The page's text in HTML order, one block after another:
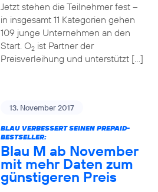
Jetzt stehen die Teilnehmer fest –
in insgesamt 11 Kategorien gehen
109 junge Unternehmen an den
Start. O2ist Partner der
Preisverleihung und unterstützt […]
13. November 2017
BLAU VERBESSERT SEINEN PREPAID-
BESTSELLER:
Blau M ab November
mit mehr Daten zum
günstigeren Preis